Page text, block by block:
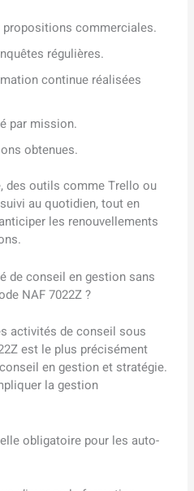
propositions commerciales.
régulières.
continue réalisées
par mission.
obtenues.
des outils comme Trello ou
au quotidien, tout en
les renouvellements
de conseil en gestion sans
NAF 7022Z ?
activités de conseil sous
est le plus précisément
en gestion et stratégie.
la gestion
obligatoire pour les auto-